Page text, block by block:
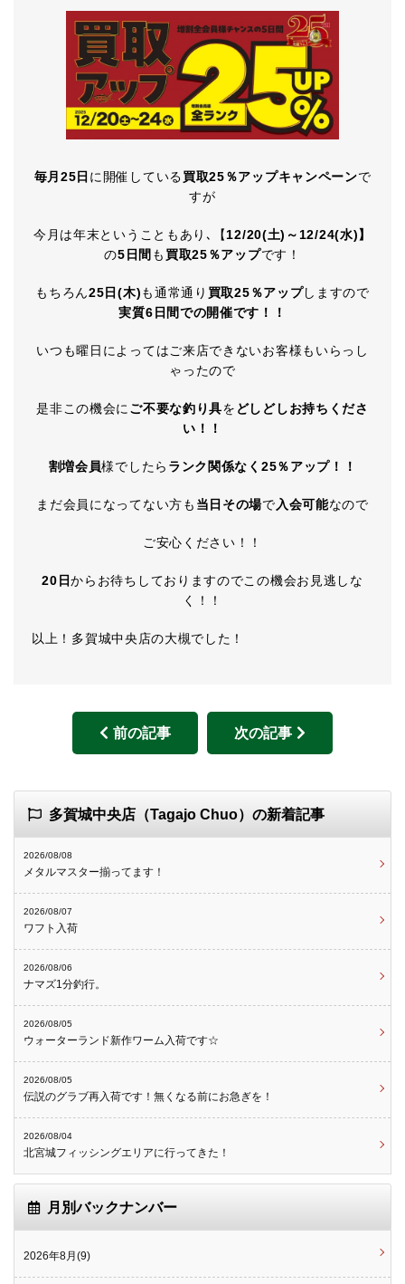
毎月25日 に開催している買取25％アップキャンペーンで
すが
今月は年末ということもあり､【12/20(土)～12/24(水)】
の5日間 も 買取25％アップです！
もちろん25日(木)も通常通り 買取25％アップしますので
実質6日間での開催です！！
いつも曜日によってはご来店できないお客様もいらっし
ゃったので
是非この機会に ご不要な釣り具を どしどしお持ちくださ
い！！
割増会員様でしたら ランク関係なく25％アップ！！
まだ会員になってない方も 当日その場で 入会可能なので
ご安心ください！！
20日からお待ちしておりますのでこの機会お見逃しな
く！！
以上！多賀城中央店の大槻でした！
前の記事 次の記事
多賀城中央店（Tagajo Chuo）の新着記事
2026/08/08
メタルマスター揃ってます！
2026/08/07
ワフト入荷
2026/08/06
ナマズ1分釣行。
2026/08/05
ウォーターランド新作ワーム入荷です☆
2026/08/05
伝説のグラブ再入荷です！無くなる前にお急ぎを！
2026/08/04
北宮城フィッシングエリアに行ってきた！
月別バックナンバー
2026年8月(9)